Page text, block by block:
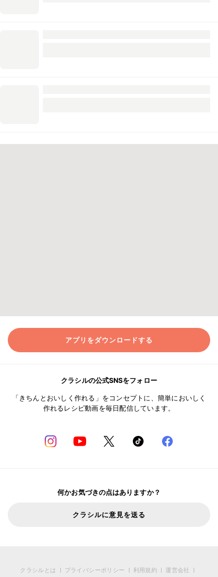
アプリをダウンロードする
クラシルの公式SNSをフォロー
「きちんとおいしく作れる」をコンセプトに、簡単においしく
作れるレシピ動画を毎日配信しています。
何かお気づきの点はありますか？
クラシルに意見を送る
クラシルとは プライバシーポリシー 利用規約 運営会社